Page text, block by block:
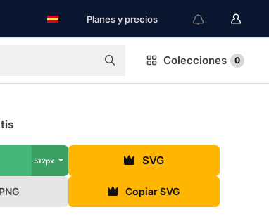
Planes y precios
Colecciones 0
512px SVG
Copiar SVG